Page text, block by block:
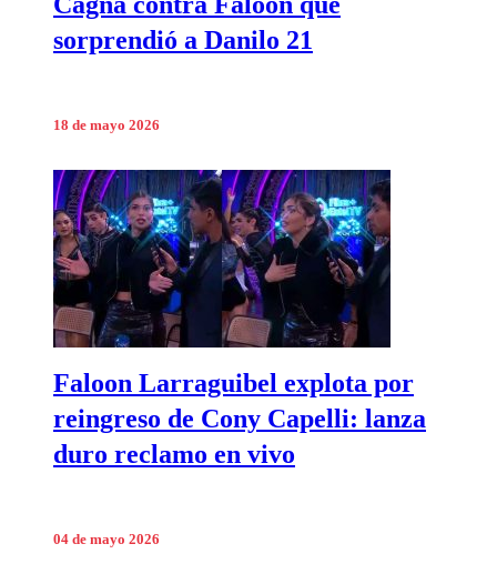
sorprendió a Danilo 21
18 de mayo 2026
Faloon Larraguibel explota por
reingreso de Cony Capelli: lanza
duro reclamo en vivo
04 de mayo 2026